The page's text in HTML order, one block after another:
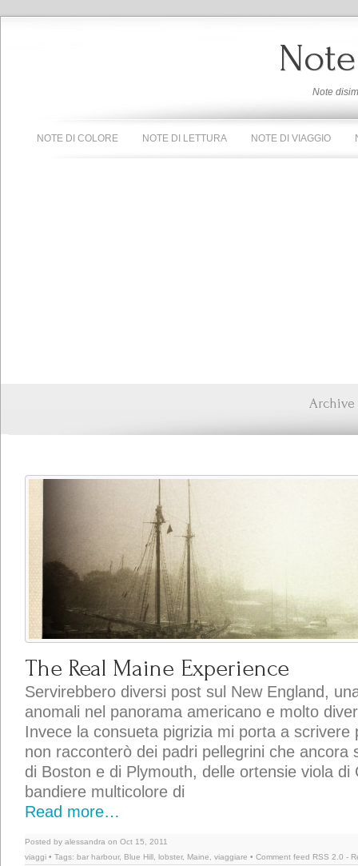
Note
NOTE DI COLORE NOTE DI LETTURA NOTE DI VIAGGIO
Archive
The Real Maine Experience
Servirebbero diversi post sul New England,
anomali nel panorama americano e molto
Invece la consueta pigrizia mi porta a scrivere
non racconterò dei padri pellegrini che ancora
di Boston e di Plymouth, delle ortensie viola di
bandiere multicolore di
Read more…
Posted by alessandra on Oct 15, 2011
viaggi • Tags: bar harbour, Blue Hill lobster, Maine viaggiare • Comment feed RSS 2.0 -